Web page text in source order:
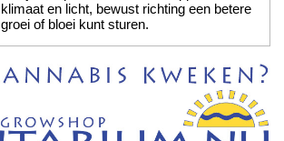
klimaat en licht, bewust richting een betere
groei of bloei kunt sturen.